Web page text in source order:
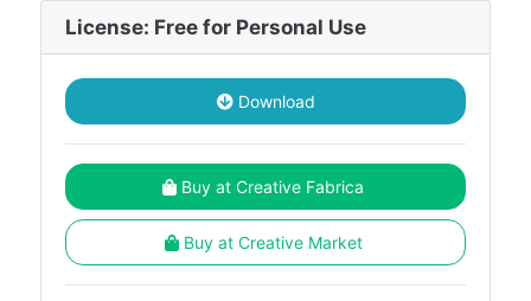
License: Free for Personal Use
Download
Buy at Creative Fabrica
Buy at Creative Market